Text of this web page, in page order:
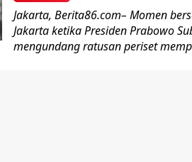
Jakarta, Berita86.com– Momen
Jakarta ketika Presiden Prabowo
mengundang ratusan periset